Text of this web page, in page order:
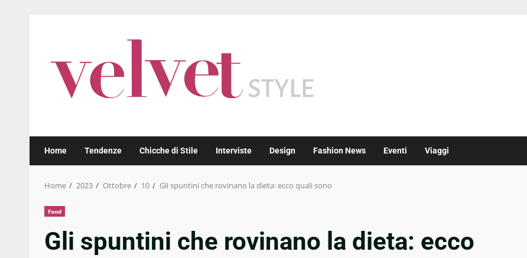
Home Tendenze Chicche di Stile Interviste Design Fashion News Eventi Viaggi
Home 2023 Ottobre 10 Gli spuntini che rovinano la dieta: ecco quali sono
Food
Gli spuntini che rovinano la dieta: ecco